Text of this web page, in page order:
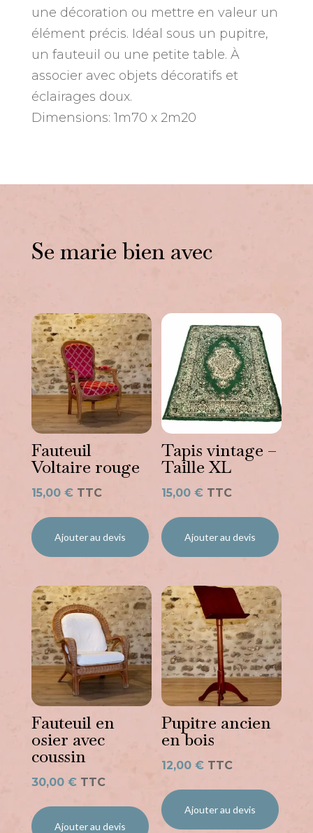
XL
une décoration ou mettre en valeur un
élément précis. Idéal sous un pupitre,
un fauteuil ou une petite table. À
associer avec objets décoratifs et
éclairages doux.
Dimensions: 1m70 x 2m20
Se marie bien avec
Fauteuil
Voltaire rouge
15,00 € TTC
Ajouter au devis
Tapis vintage –
Taille XL
15,00€ TTC
Ajouter au devis
Fauteuil en
osier avec
coussin
30,00 € TTC
Ajouter au devis
Pupitre ancien
en bois
12,00€ TTC
Ajouter au devis